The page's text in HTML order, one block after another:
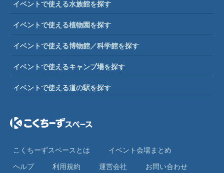
イベントで使える水族館を探す
イベントで使える植物園を探す
イベントで使える博物館／科学館を探す
イベントで使えるキャンプ場を探す
イベントで使える道の駅を探す
こくちーずスペースとは
イベント会場まとめ
ヘルプ
利⽤規約 運営会社 お問い合わせ